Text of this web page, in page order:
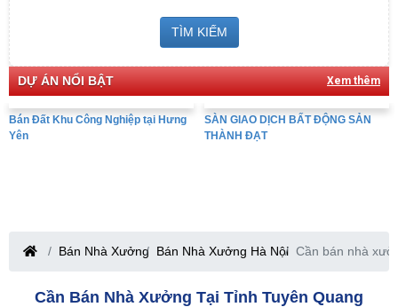
TÌM KIẾM
DỰ ÁN NỔI BẬT Xem thêm
Bán Đất Khu Công Nghiệp tại Hưng
Yên
SÀN GIAO DỊCH BẤT ĐỘNG SẢN
THÀNH ĐẠT
Bán Nhà Xưởng Bán Nhà Xưởng Hà Nội Cần bán nhà
Cần Bán Nhà Xưởng Tại Tỉnh Tuyên Quang